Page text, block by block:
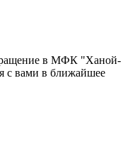
в МФК "Ханой-
с вами в ближайшее